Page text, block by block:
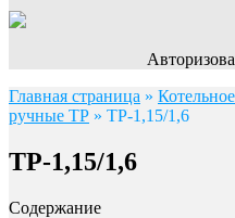
Главная страница »
ручные ТР » ТР-1,15/1,6
ТР-1,15/1,6
Содержание